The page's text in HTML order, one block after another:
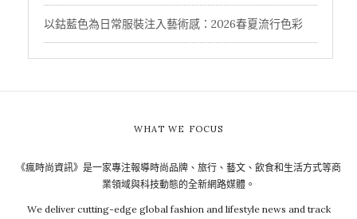
以鈷藍色為日常服裝注入藝術感：2026春夏流行色彩
WHAT WE FOCUS
《瘋時尚資訊》是一家專注報導時尚品牌、旅行、藝文、飲食和生活方式等商
業領域與科技動態的全新網路媒體。
We deliver cutting-edge global fashion and lifestyle news and track